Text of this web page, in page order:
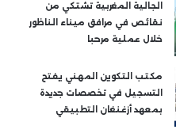
الجالية المغربية تشتكي من
نقائص في مرافق ميناء الناظور
خلال عملية مرحبا
مكتب التكوين المهني يفتح
التسجيل في تخصصات جديدة
بمعهد أزغنغان التطبيقي